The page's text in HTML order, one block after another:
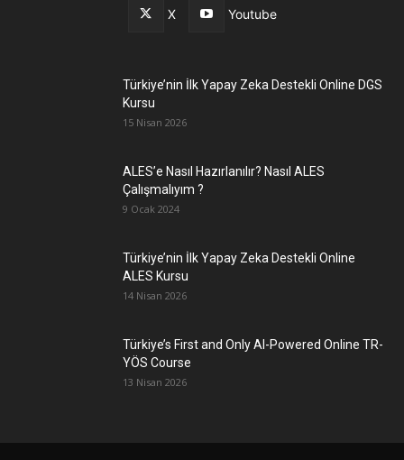
X Youtube
Türkiye’nin İlk Yapay Zeka Destekli Online DGS
Kursu
15 Nisan 2026
ALES’e Nasıl Hazırlanılır? Nasıl ALES
Çalışmalıyım ?
9 Ocak 2024
Türkiye’nin İlk Yapay Zeka Destekli Online
ALES Kursu
14 Nisan 2026
Türkiye’s First and Only AI-Powered Online TR-
YÖS Course
13 Nisan 2026